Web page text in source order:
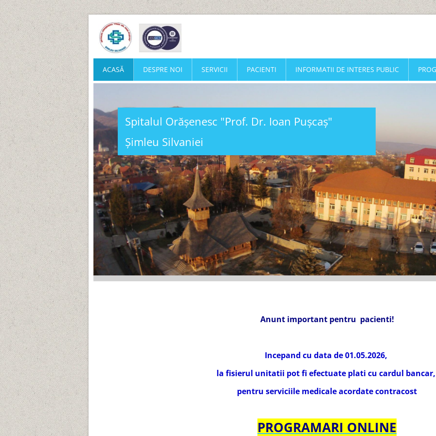
Spitalul Orășenesc "Prof. Dr. Ioan Pușcaș"
Șimleu Silvaniei
Anunt important pentru pacienti!
Incepand cu data de 01.05.2026,
la fisierul unitatii pot fi efectuate plati cu cardul
pentru serviciile medicale acordate contracost
PROGRAMARI ONLINE
ACASĂ DESPRE NOI SERVICII PACIENTI INFORMATII DE INTERES PUBLIC